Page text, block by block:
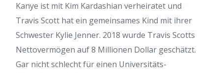
Kanye ist mit Kim Kardashian verheiratet und
Travis Scott hat ein gemeinsames Kind mit ihrer
Schwester Kylie Jenner. 2018 wurde Travis Scotts
Nettovermögen auf 8 Millionen Dollar geschätzt.
Gar nicht schlecht für einen Universitäts-